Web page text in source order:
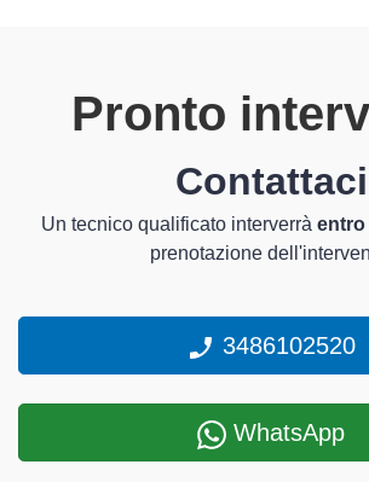
Pronto
Contattaci
Un tecnico qualificato interverrà entro
prenotazione
3486102520
WhatsApp